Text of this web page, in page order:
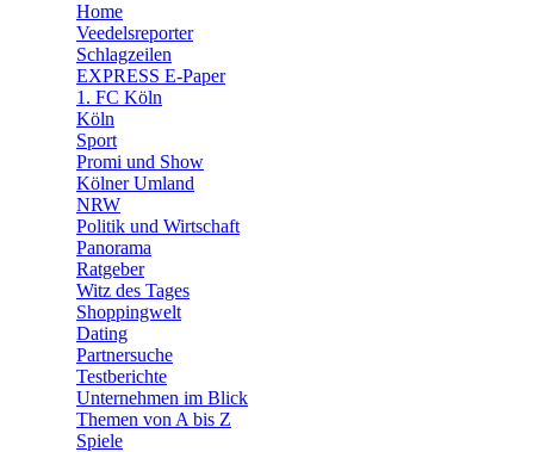
🛒 Shoppingwelt
Home
Veedelsreporter
Schlagzeilen
EXPRESS E-Paper
1. FC Köln
Köln
Sport
Promi und Show
Kölner Umland
NRW
Politik und Wirtschaft
Panorama
Ratgeber
Witz des Tages
Shoppingwelt
Dating
Partnersuche
Testberichte
Unternehmen im Blick
Themen von A bis Z
Spiele